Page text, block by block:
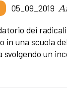
05_09_2019
dei
in una scuola
svolgendo un